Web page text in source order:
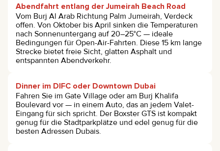
Abendfahrt entlang der Jumeirah Beach Road
Vom Burj Al Arab Richtung Palm Jumeirah, Verdeck
offen. Von Oktober bis April sinken die Temperaturen
nach Sonnenuntergang auf 20–25°C — ideale
Bedingungen für Open-Air-Fahrten. Diese 15 km lange
Strecke bietet freie Sicht, glatten Asphalt und
entspannten Abendverkehr.
Dinner im DIFC oder Downtown Dubai
Fahren Sie im Gate Village oder am Burj Khalifa
Boulevard vor — in einem Auto, das an jedem Valet-
Eingang für sich spricht. Der Boxster GTS ist kompakt
genug für die Stadtparkplätze und edel genug für die
besten Adressen Dubais.